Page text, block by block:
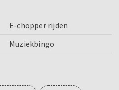
E-chopper rijden
Muziekbingo